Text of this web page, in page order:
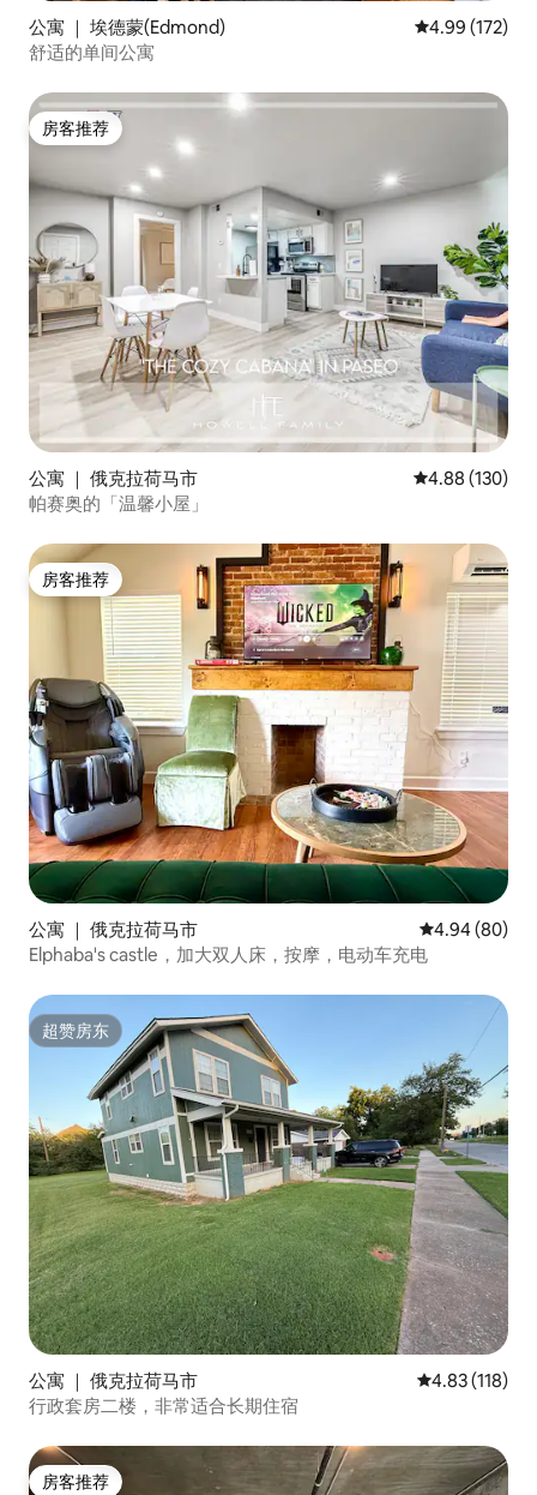
公寓 ｜ 埃德蒙(Edmond) 平均评分 4.99
4.99 (172)
舒适的单间公寓
房客推荐
房客推荐
公寓 ｜ 俄克拉荷马市 平均评分 4.88
4.88 (130)
帕赛奥的「温馨小屋」
房客推荐
房客推荐
公寓 ｜ 俄克拉荷马市 平均评分 4.94
4.94 (80)
Elphaba's castle，加大双人床，按摩，电动车充电
超赞房东
超赞房东
公寓 ｜ 俄克拉荷马市 平均评分 4.83
4.83 (118)
行政套房二楼，非常适合长期住宿
房客推荐